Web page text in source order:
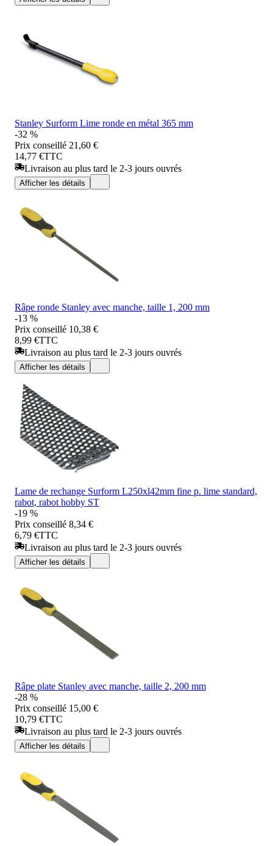
Stanley Surform Lime ronde en métal 365 mm
-32 %
Prix conseillé 21,60 €
14,77 €TTC
Livraison au plus tard le 2-3 jours ouvrés
Afficher les détails
Râpe ronde Stanley avec manche, taille 1, 200 mm
-13 %
Prix conseillé 10,38 €
8,99 €TTC
Livraison au plus tard le 2-3 jours ouvrés
Afficher les détails
Lame de rechange Surform L250xl42mm fine p. lime standard,
rabot, rabot hobby ST
-19 %
Prix conseillé 8,34 €
6,79 €TTC
Livraison au plus tard le 2-3 jours ouvrés
Afficher les détails
Râpe plate Stanley avec manche, taille 2, 200 mm
-28 %
Prix conseillé 15,00 €
10,79 €TTC
Livraison au plus tard le 2-3 jours ouvrés
Afficher les détails